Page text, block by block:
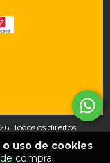
uso de cookies
compra.
Todos os direitos